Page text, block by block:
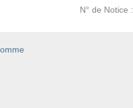
N° de Notice :